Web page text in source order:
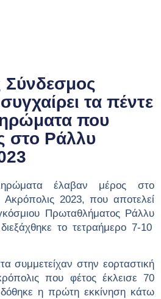
τα πέντε
που
στο Ράλλυ
έλαβαν μέρος στο
Ακρόπολις 2023, που αποτελεί
Πρωταθλήματος Ράλλυ
το τετραήμερο 7-10
συμμετείχανστην εορταστική
που φέτος έκλεισε 70
η πρώτη εκκίνηση κάτω